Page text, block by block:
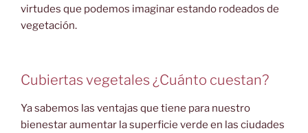
virtudes que podemos imaginar estando rodeados de
vegetación.
Cubiertas vegetales ¿Cuánto cuestan?
Ya sabemos las ventajas que tiene para nuestro
bienestar aumentar la superficie verde en las ciudades